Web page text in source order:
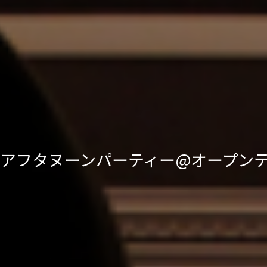
フタヌーンパーティー@オープン